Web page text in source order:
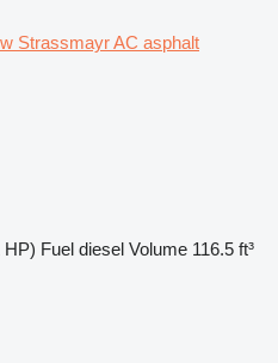
Strassmayr AC asphalt
HP) Fuel diesel Volume 116.5 ft³